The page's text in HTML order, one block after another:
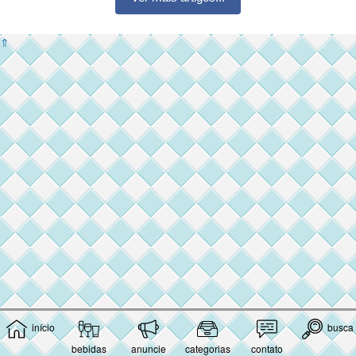
início
bebidas
anuncie categorias contato
busca
⇑